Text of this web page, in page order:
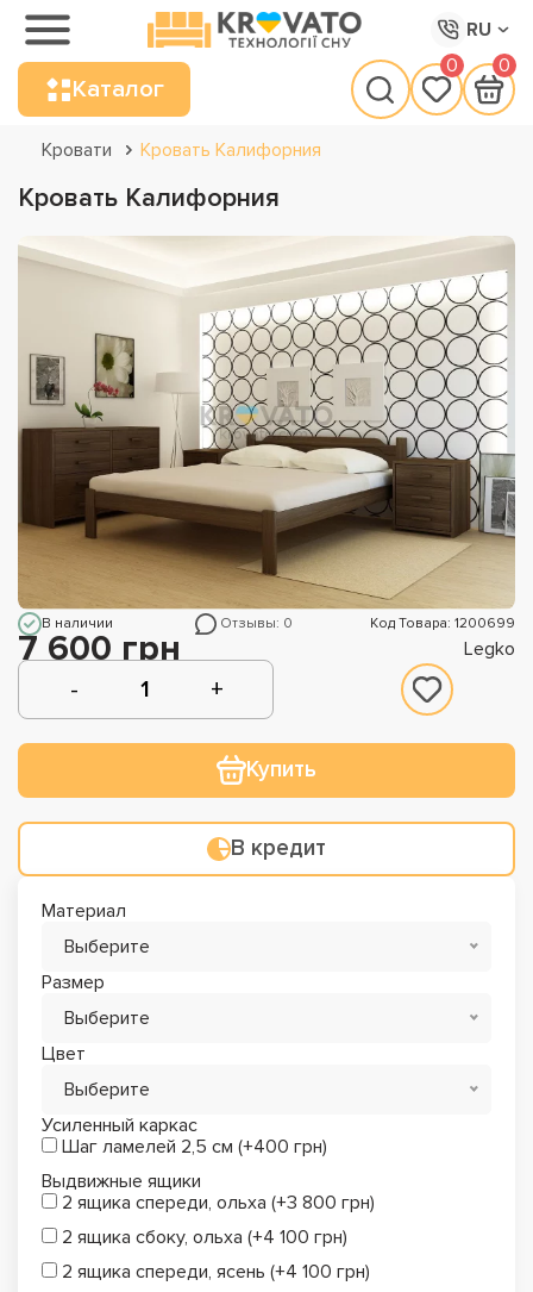
RU
Каталог
0 0
Кровати Кровать Калифорния
Кровать Калифорния
В наличии Отзывы: 0 Код Товара: 1200699
7 600 грн Legko
Купить
В кредит
Материал
Выберите
Размер
Выберите
Цвет
Выберите
Усиленный каркас
Шаг ламелей 2,5 см (+400 грн)
Выдвижные ящики
2 ящика спереди, ольха (+3 800 грн)
2 ящика сбоку, ольха (+4 100 грн)
2 ящика спереди, ясень (+4 100 грн)